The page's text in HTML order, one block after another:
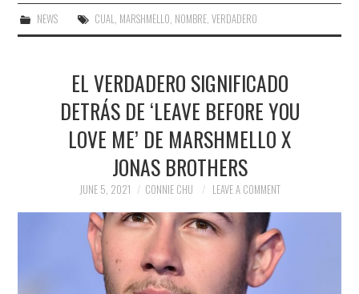
NEWS CUAL, MARSHMELLO, NOMBRE, VERDADERO
EL VERDADERO SIGNIFICADO
DETRÁS DE ‘LEAVE BEFORE YOU
LOVE ME’ DE MARSHMELLO X
JONAS BROTHERS
JUNE 5, 2021 CONNIE CHU LEAVE A COMMENT